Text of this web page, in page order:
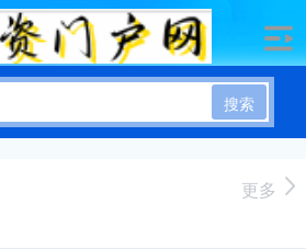
搜索
更多